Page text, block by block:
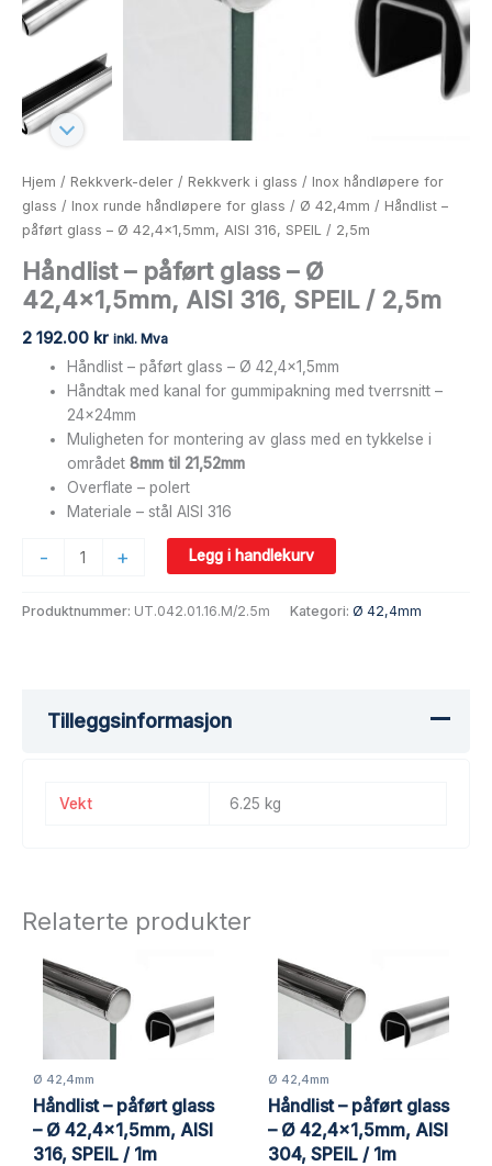
Hjem / Rekkverk-deler / Rekkverk i glass / Inox håndløpere for
glass / Inox runde håndløpere for glass / Ø 42,4mm / Håndlist –
påført glass – Ø 42,4×1,5mm, AISI 316, SPEIL / 2,5m
Håndlist – påført glass – Ø
42,4×1,5mm, AISI 316, SPEIL / 2,5m
2 192.00 kr inkl. Mva
Håndlist – påført glass – Ø 42,4×1,5mm
Håndtak med kanal for gummipakning med tverrsnitt –
24x24mm
Muligheten for montering av glass med en tykkelse i
området8mm til 21,52mm
Overflate – polert
Materiale – stål AISI 316
-
2,5m
+ Legg i handlekurv
Produktnummer: UT.042.01.16.M/2.5m Kategori: Ø 42,4mm
Tilleggsinformasjon
Vekt 6.25 kg
Relaterte produkter
Ø 42,4mm
Håndlist – påført glass
– Ø 42,4×1,5mm, AISI
316, SPEIL / 1m
Ø 42,4mm
Håndlist – påført glass
– Ø 42,4×1,5mm, AISI
304, SPEIL / 1m